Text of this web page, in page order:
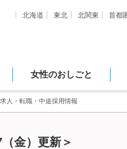
北海道 東北 北関東 首都
女性のおしごと
人・転職・中途採用情報
金）更新＞